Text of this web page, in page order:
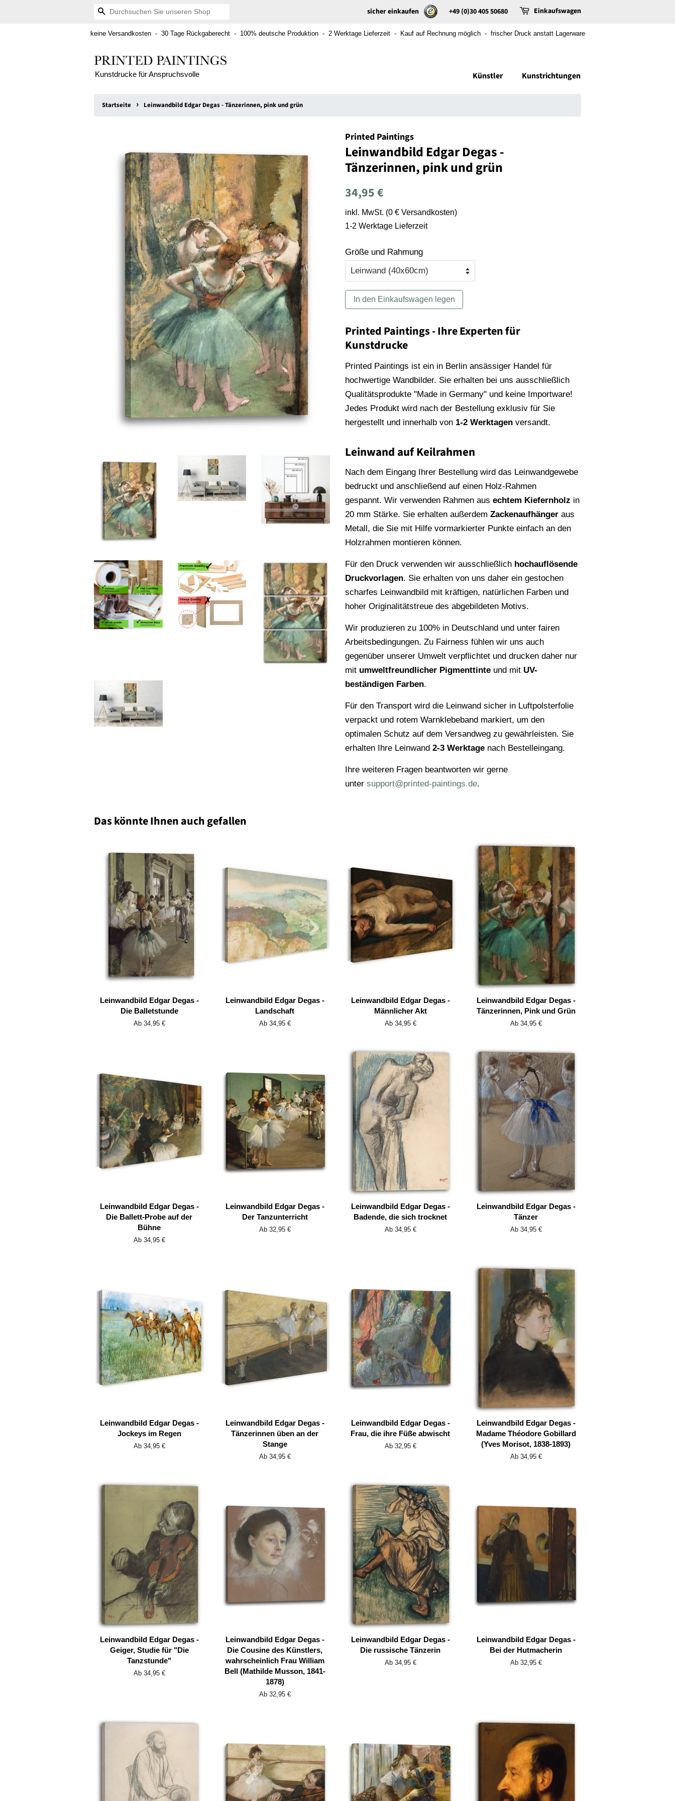
Suchen sicher einkaufen +49 (0)30 405 50680 Einkaufswagen
keine Versandkosten - 30 Tage Rückgaberecht - 100% deutsche Produktion - 2 Werktage Lieferzeit - Kauf auf Rechnung möglich - frischer Druck anstatt Lagerware
Kunstdrucke für Anspruchsvolle Künstler Kunstrichtungen
Startseite › Leinwandbild Edgar Degas - Tänzerinnen, pink und grün
Printed Paintings
Leinwandbild Edgar Degas -
Tänzerinnen, pink und grün
Normaler
34,95 €
inkl. MwSt. (0 € Versandkosten)
1-2 Werktage Lieferzeit
Größe und Rahmung
In den Einkaufswagen legen
Printed Paintings - Ihre Experten für
Kunstdrucke
Printed Paintings ist ein in Berlin ansässiger Handel für
hochwertige Wandbilder. Sie erhalten bei uns ausschließlich
Qualitätsprodukte "Made in Germany" und keine Importware!
Jedes Produkt wird nach der Bestellung exklusiv für Sie
hergestellt und innerhalb von 1-2 Werktagen versandt.
Leinwand auf Keilrahmen
Nach dem Eingang Ihrer Bestellung wird das Leinwandgewebe
bedruckt und anschließend auf einen Holz-Rahmen
gespannt. Wir verwenden Rahmen aus echtem Kiefernholz in
20 mm Stärke. Sie erhalten außerdem Zackenaufhänger aus
Metall, die Sie mit Hilfe vormarkierter Punkte einfach an den
Holzrahmen montieren können.
Für den Druck verwenden wir ausschließlich hochauflösende
Druckvorlagen. Sie erhalten von uns daher ein gestochen
scharfes Leinwandbild mit kräftigen, natürlichen Farben und
hoher Originalitätstreue des abgebildeten Motivs.
Wir produzieren zu 100% in Deutschland und unter fairen
Arbeitsbedingungen. Zu Fairness fühlen wir uns auch
gegenüber unserer Umwelt verpflichtet und drucken daher nur
mit umweltfreundlicher Pigmenttinte und mit UV-
beständigen Farben.
Für den Transport wird die Leinwand sicher in Luftpolsterfolie
verpackt und rotem Warnklebeband markiert, um den
optimalen Schutz auf dem Versandweg zu gewährleisten. Sie
erhalten Ihre Leinwand 2-3 Werktage nach Bestelleingang.
Ihre weiteren Fragen beantworten wir gerne
unter support@printed-paintings.de.
Das könnte Ihnen auch gefallen
Leinwandbild Edgar Degas -
Die Balletstunde
Ab 34,95 €
Leinwandbild Edgar Degas -
Landschaft
Ab 34,95 €
Leinwandbild Edgar Degas -
Männlicher Akt
Ab 34,95 €
Leinwandbild Edgar Degas -
Tänzerinnen, Pink und Grün
Ab 34,95 €
Leinwandbild Edgar Degas -
Die Ballett-Probe auf der
Bühne
Ab 34,95 €
Leinwandbild Edgar Degas -
Der Tanzunterricht
Ab 32,95 €
Leinwandbild Edgar Degas -
Badende, die sich trocknet
Ab 34,95 €
Leinwandbild Edgar Degas -
Tänzer
Ab 34,95 €
Leinwandbild Edgar Degas -
Jockeys im Regen
Ab 34,95 €
Leinwandbild Edgar Degas -
Tänzerinnen üben an der
Stange
Ab 34,95 €
Leinwandbild Edgar Degas -
Frau, die ihre Füße abwischt
Ab 32,95 €
Leinwandbild Edgar Degas -
Madame Théodore Gobillard
(Yves Morisot, 1838-1893)
Ab 34,95 €
Leinwandbild Edgar Degas -
Geiger, Studie für "Die
Tanzstunde"
Ab 34,95 €
Leinwandbild Edgar Degas -
Die Cousine des Künstlers,
wahrscheinlich Frau William
Bell (Mathilde Musson, 1841-
1878)
Ab 32,95 €
Leinwandbild Edgar Degas -
Die russische Tänzerin
Ab 34,95 €
Leinwandbild Edgar Degas -
Bei der Hutmacherin
Ab 32,95 €